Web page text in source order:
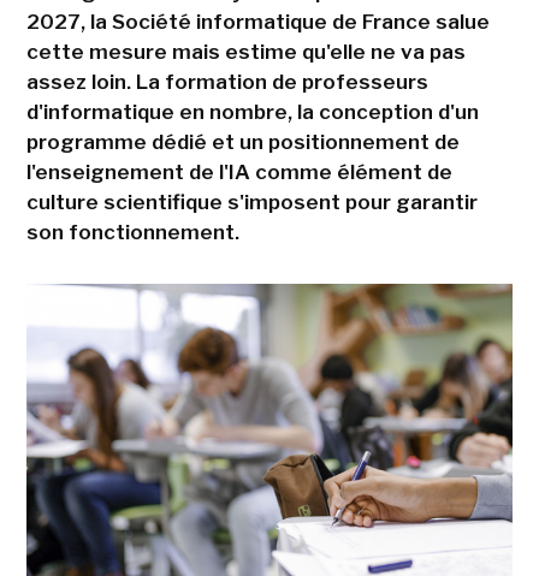
2027, la Société informatique de France salue
cette mesure mais estime qu'elle ne va pas
assez loin. La formation de professeurs
d'informatique en nombre, la conception d'un
programme dédié et un positionnement de
l'enseignement de l'IA comme élément de
culture scientifique s'imposent pour garantir
son fonctionnement.